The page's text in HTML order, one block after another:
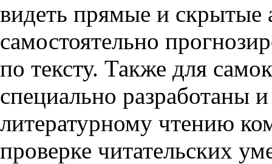
видеть прямые и скрытые
самостоятельно
по тексту. Также для
специально разработаны
литературному чтению
проверке читательских